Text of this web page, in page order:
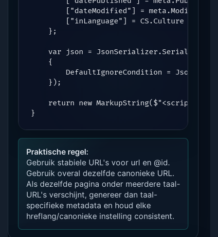
["dateModified"] =
        ["inLanguage"] = CS.Culture
    };
var json =
    {
DefaultIgnoreCondition =
    });
return new MarkupString($"<script
}
Praktische regel:
Gebruik stabiele URL's voor url en @id.
Gebruik overal dezelfde canonieke URL.
Als dezelfde pagina onder meerdere taal-
URL's verschijnt, genereer dan taal-
specifieke metadata en houd elke
hreflang/canonieke instelling consistent.